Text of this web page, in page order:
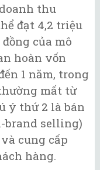
thu
đạt 4,2 triệu
của mô
hoàn vốn
1 năm, trong
mất từ
ý thứ 2 là bán
brand selling)
cung cấp
hàng.